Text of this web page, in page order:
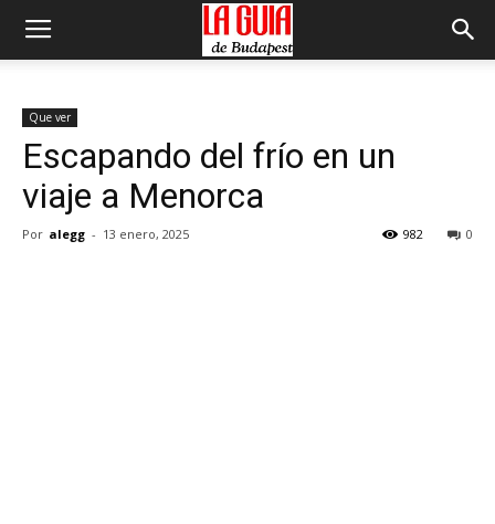
Que ver
Escapando del frío en un
viaje a Menorca
Por alegg - 13 enero, 2025 0
982